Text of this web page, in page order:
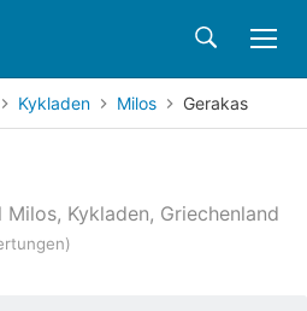
Kykladen Milos Gerakas
Kykladen, Griechenland
auf